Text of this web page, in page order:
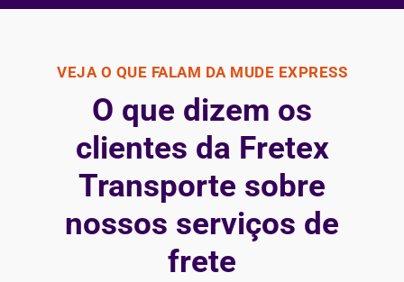
VEJA O QUE FALAM DA MUDE EXPRESS
O que dizem os
clientes da Fretex
Transporte sobre
nossos serviços de
frete